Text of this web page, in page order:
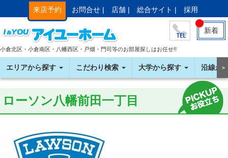
来店予約 お問合せ | 店舗 | 総合サイト | 採用
新着
小倉北区・小倉南区・八幡西区・戸畑・門司等のお部屋探しはお任せ!!
エリアから探す こだわり検索 大学から探す 沿線か＞
ローソン八幡前田一丁目